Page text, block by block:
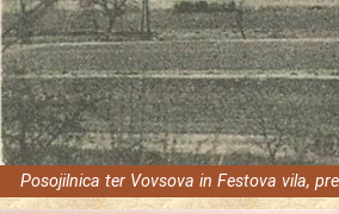
Posojilnica ter Vovsova in Festova vila,